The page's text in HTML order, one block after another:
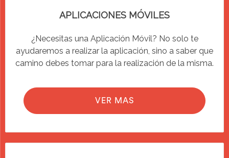
APLICACIONES MÓVILES
¿Necesitas una Aplicación Móvil? No solo te
ayudaremos a realizar la aplicación, sino a saber que
camino debes tomar para la realización de la misma.
VER MAS